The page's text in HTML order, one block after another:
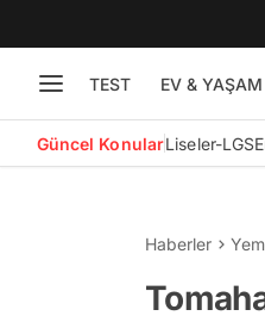
TEST EV & YAŞAM
Güncel KonularLiseler-LGS
Haberler